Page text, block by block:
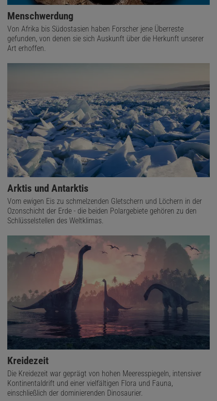
Menschwerdung
Von Afrika bis Südostasien haben Forscher jene Überreste
gefunden, von denen sie sich Auskunft über die Herkunft unserer
Art erhoffen.
Arktis und Antarktis
Vom ewigen Eis zu schmelzenden Gletschern und Löchern in der
Ozonschicht der Erde - die beiden Polargebiete gehören zu den
Schlüsselstellen des Weltklimas.
Kreidezeit
Die Kreidezeit war geprägt von hohen Meeresspiegeln, intensiver
Kontinentaldrift und einer vielfältigen Flora und Fauna,
einschließlich der dominierenden Dinosaurier.